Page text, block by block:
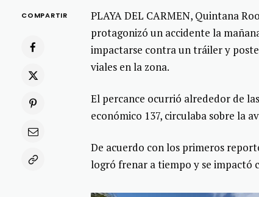
COMPARTIR
PLAYA DEL CARMEN, Quintana
protagonizó un accidente la
impactarse contra un tráiler y
viales en la zona.
El percance ocurrió alrededor de
económico 137, circulaba sobre la
De acuerdo con los primeros
logró frenar a tiempo y se